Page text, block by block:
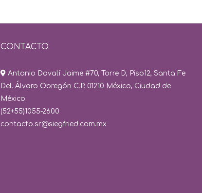
CONTACTO
Antonio Dovalí Jaime #70, Torre D, Piso12, Santa Fe
Del. Álvaro Obregón C.P. 01210 México, Ciudad de
México
(52+55)1055-2600
contacto.sr@siegfried.com.mx